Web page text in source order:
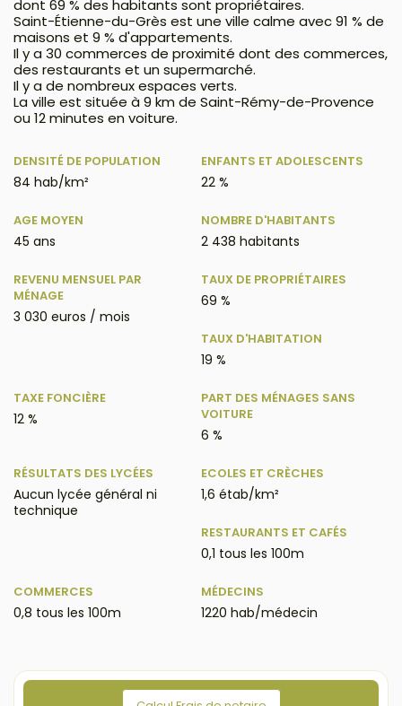
dont 69 % des habitants sont propriétaires.
Saint-Étienne-du-Grès est une ville calme avec 91 % de
maisons et 9 % d'appartements.
Il y a 30 commerces de proximité dont des commerces,
des restaurants et un supermarché.
Il y a de nombreux espaces verts.
La ville est située à 9 km de Saint-Rémy-de-Provence
ou 12 minutes en voiture.
DENSITÉ DE POPULATION
84 hab/km²
ENFANTS ET ADOLESCENTS
22 %
AGE MOYEN
45 ans
NOMBRE D'HABITANTS
2 438 habitants
REVENU MENSUEL PAR
MÉNAGE
3 030 euros / mois
TAUX DE PROPRIÉTAIRES
69 %
TAUX D'HABITATION
19 %
TAXE FONCIÈRE
12 %
PART DES MÉNAGES SANS
VOITURE
6 %
RÉSULTATS DES LYCÉES
Aucun lycée général ni
technique
ECOLES ET CRÈCHES
1,6 étab/km²
RESTAURANTS ET CAFÉS
0,1 tous les 100m
COMMERCES
0,8 tous les 100m
MÉDECINS
1220 hab/médecin